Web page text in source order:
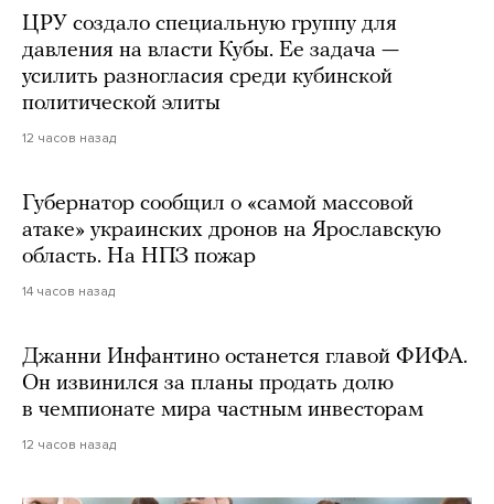
ЦРУ создало специальную группу для
давления на власти Кубы. Ее задача —
усилить разногласия среди кубинской
политической элиты
12 часов назад
Губернатор сообщил о «самой массовой
атаке» украинских дронов на Ярославскую
область. На НПЗ пожар
14 часов назад
Джанни Инфантино останется главой ФИФА.
Он извинился за планы продать долю
в чемпионате мира частным инвесторам
12 часов назад